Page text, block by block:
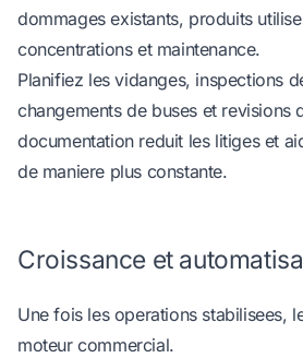
dommages existants, produits
concentrations et maintenance.
Planifiez les vidanges, inspections
changements de buses et revisions
documentation reduit les litiges et
de maniere plus constante.
Croissance et
Une fois les operations stabilisees,
moteur commercial.